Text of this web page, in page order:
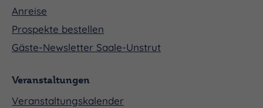
Anreise
Prospekte bestellen
Gäste-Newsletter Saale-Unstrut
Veranstaltungen
Veranstaltungskalender